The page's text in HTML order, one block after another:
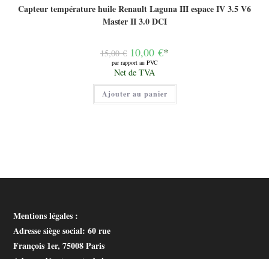
Capteur température huile Renault Laguna III espace IV 3.5 V6
Master II 3.0 DCI
15,00€ Le
prix
initial
était :
15,00 €.
10,00 €*
par rapport au PVC
Le
prix
actuel
est :
10,00 €.
Net de TVA
Ajouter au panier
Mentions légales :
Adresse siège social: 60 rue
François 1er, 75008 Paris